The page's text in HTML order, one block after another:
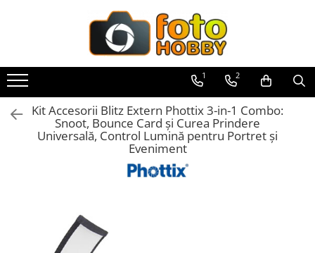
Aparate Foto
Aparate Foto Mirrorless
Aparate Foto DSLR
Aparate Foto Compacte
Obiective foto si accesorii
Obiective Mirorless
1 2
Kit Accesorii Blitz Extern Phottix 3-in-1 Combo:
Snoot, Bounce Card și Curea Prindere
Universală, Control Lumină pentru Portret și
Eveniment